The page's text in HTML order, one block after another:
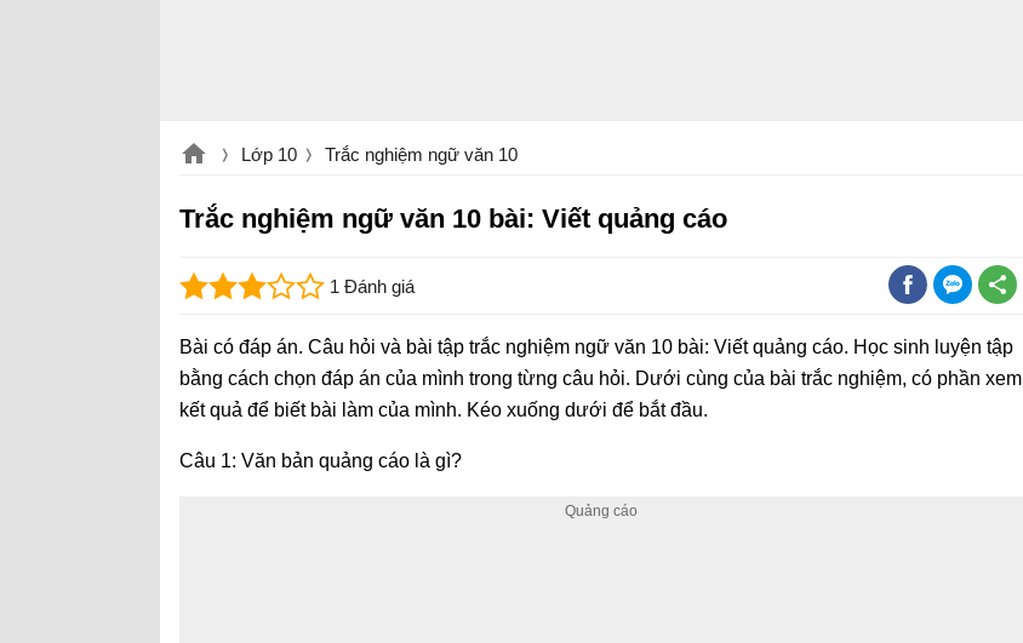
Lớp 10 Trắc nghiệm ngữ văn 10
Trắc nghiệm ngữ văn 10 bài: Viết quảng cáo
1 Đánh giá
Bài có đáp án. Câu hỏi và bài tập trắc nghiệm ngữ văn 10 bài: Viết quảng cáo. Học sinh luyện tập
bằng cách chọn đáp án của mình trong từng câu hỏi. Dưới cùng của bài trắc nghiệm, có phần xem
kết quả để biết bài làm của mình. Kéo xuống dưới để bắt đầu.
Câu 1: Văn bản quảng cáo là gì?